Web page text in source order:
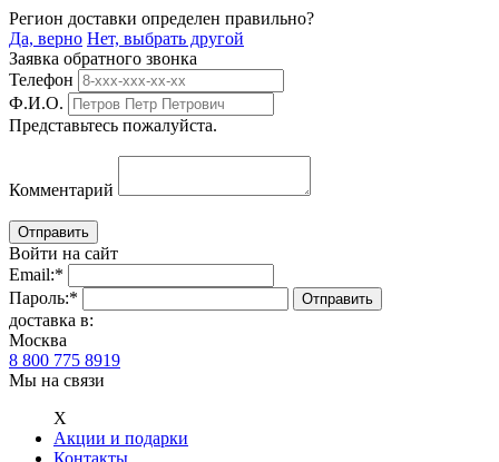
Регион доставки определен правильно?
Да, верно Нет, выбрать другой
Заявка обратного звонка
Телефон
Ф.И.О.
Представьтесь пожалуйста.
Комментарий
Войти на сайт
Email:*
Пароль:*
доставка в:
Москва
8 800 775 8919
Мы на связи
Х
Акции и подарки
Контакты